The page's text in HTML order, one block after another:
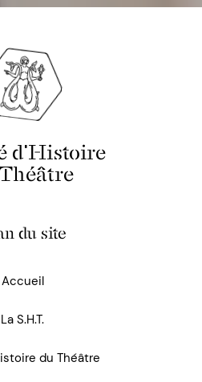
d'Histoire
du site
Accueil
La S.H.T.
du Théâtre